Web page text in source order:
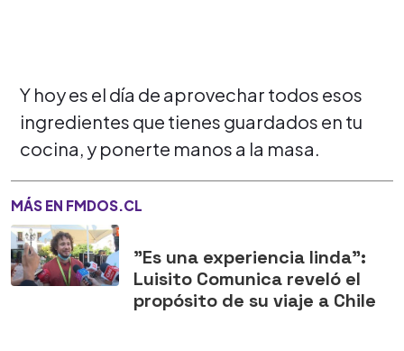
Y hoy es el día de aprovechar todos esos
ingredientes que tienes guardados en tu
cocina, y ponerte manos a la masa.
MÁS EN FMDOS.CL
"Es una experiencia linda":
Luisito Comunica reveló el
propósito de su viaje a Chile